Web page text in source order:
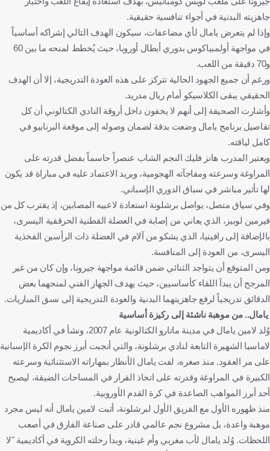
جاهزيته البدنية في أجواء تنافسية حقيقية.
وإذا لم يتعرض يامال لأي مضاعفات، سيكون الهدف التالي إشراكه أساسياً
في مواجهة أولمبياكوس بدوري أبطال أوروبا، حيث يُخطط لمنحه ما بين 60
و70 دقيقة من اللعب.
ورغم أن جميع الجهود الحالية تتركز على هذه العودة التدريجية، إلا أن الهدف
الحقيقي يبقى الكلاسيكو أمام ريال مدريد.
وأشارت الصحيفة إلى أنهم لا يخفون داخل أروقة النادي الكتالوني أن كل
تفاصيل برنامج يامال وضعت بدقة لضمان وصوله إلى موقعة البرنابيو في
كامل لياقته.
ويعتبر المدرب هانز فليك النجم الشاب عنصراً حاسماً بفضل قدرته على
المراوغة وسرعته ومفاجآته الهجومية، ويريد الاعتماد عليه في مباراة قد يكون
لها تأثير مباشر في سباق الدوري الإسباني.
وفي سياق متصل، يواصل برشلونة استعادة لاعبيه المصابين، إذ يقترب كل من
فيرمين لوبيز، الذي يعاني من إصابة في العضلة القطنية الحرقفية اليسرى،
بالإضافة إلى رافينيا، الذي يشكو من آلام في العضلة ذات الرأسين الفخذية
اليسرى، من العودة إلى المنافسة.
ومن المتوقع أن يتواجد الثنائي ضمن قائمة مواجهة جيرونا، وإن كان من غير
المرجح أن يبدآ اللقاء كأساسيين، حيث يهدف الجهاز الفني لمنحهما بعض
الدقائق تدريجياً لرفع جاهزيتهما البدنية والعودة التدريجية إلى نسق المباريات.
يامال.. من موهبة ناشئة إلى ركيزة أساسية
وُلد لامين يامال في مدينة ماتارو الكتالونية عام 2007، ونشأ في أكاديمية
لاماسيا الشهيرة التابعة لنادي برشلونة، والتي أنجبت أبرز نجوم الكرة الإسبانية
على مر العقود. منذ صغره، لفت يامال الأنظار بمهاراته الاستثنائية وسرعته
الكبيرة في المراوغة وقدرته على اتخاذ القرار في المساحات الضيقة، ليصبح
أحد أبرز المواهب الصاعدة في كرة القدم الأوروبية.
منذ ظهوره الأول مع الفريق الأول لبرشلونة، أثبت لامين يامال أنه ليس مجرد
موهبة واعدة، بل مشروع نجم عالمي قادر على صناعة الفارق في أصعب
اللحظات. وُلد يامال لأب مغربي وأم غينية، وبدأ رحلته الكروية في أكاديمية "لا